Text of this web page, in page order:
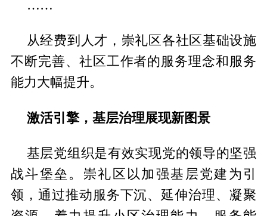
……
从经费到人才，崇礼区各社区基础设施
不断完善、社区工作者的服务理念和服务
能力大幅提升。
激活引擎，基层治理展现新图景
基层党组织是有效实现党的领导的坚强
战斗堡垒。崇礼区以加强基层党建为引
领，通过推动服务下沉、延伸治理、凝聚